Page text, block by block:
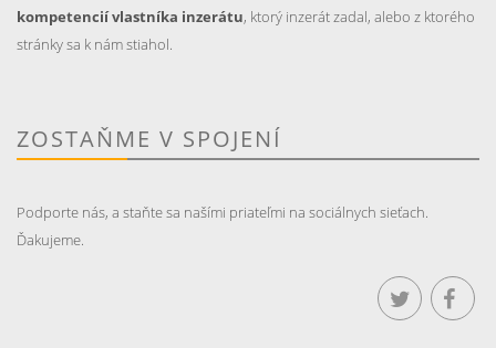
kompetencií vlastníka inzerátu, ktorý inzerát zadal, alebo z ktorého
stránky sa k nám stiahol.
ZOSTAŇME V SPOJENÍ
Podporte nás, a staňte sa našími priateľmi na sociálnych sieťach.
Ďakujeme.